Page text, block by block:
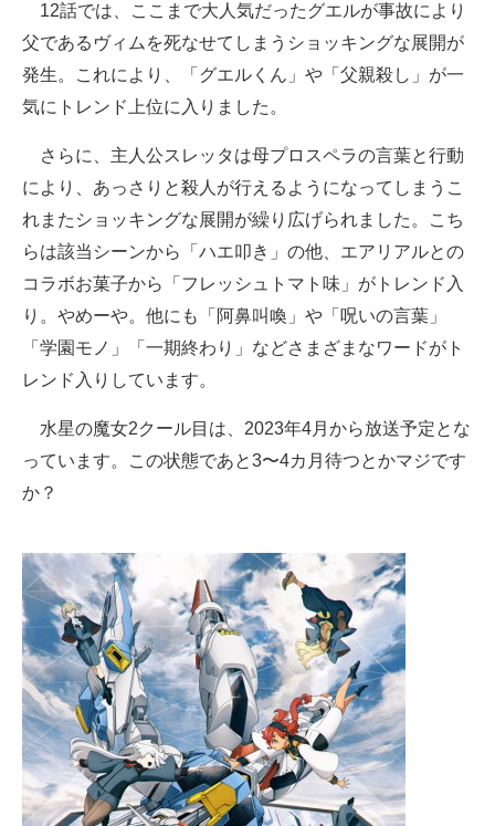
12話では、ここまで大人気だったグエルが事故により
父であるヴィムを死なせてしまうショッキングな展開が
発生。これにより、「グエルくん」や「父親殺し」が一
気にトレンド上位に入りました。
さらに、主人公スレッタは母プロスペラの言葉と行動
により、あっさりと殺人が行えるようになってしまうこ
れまたショッキングな展開が繰り広げられました。こち
らは該当シーンから「ハエ叩き」の他、エアリアルとの
コラボお菓子から「フレッシュトマト味」がトレンド入
り。やめーや。他にも「阿鼻叫喚」や「呪いの言葉」
「学園モノ」「一期終わり」などさまざまなワードがト
レンド入りしています。
水星の魔女2クール目は、2023年4月から放送予定とな
っています。この状態であと3〜4カ月待つとかマジです
か？